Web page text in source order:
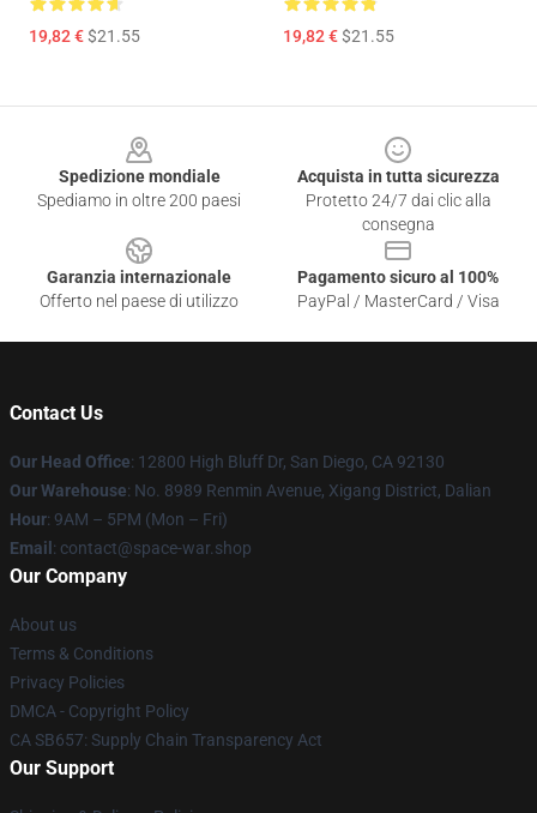
19,82 €$21.55 19,82 €$21.55
Spedizione mondiale
Spediamo in oltre 200 paesi
Acquista in tutta sicurezza
Protetto 24/7 dai clic alla
consegna
Garanzia internazionale
Offerto nel paese di utilizzo
Pagamento sicuro al 100%
PayPal / MasterCard / Visa
Contact Us
Our Head Office: 12800 High Bluff Dr, San Diego, CA 92130
Our Warehouse: No. 8989 Renmin Avenue, Xigang District, Dalian
Hour: 9AM – 5PM (Mon – Fri)
Email : contact@space-war.shop
Our Company
About us
Terms & Conditions
Privacy Policies
DMCA - Copyright Policy
CA SB657: Supply Chain Transparency Act
Our Support